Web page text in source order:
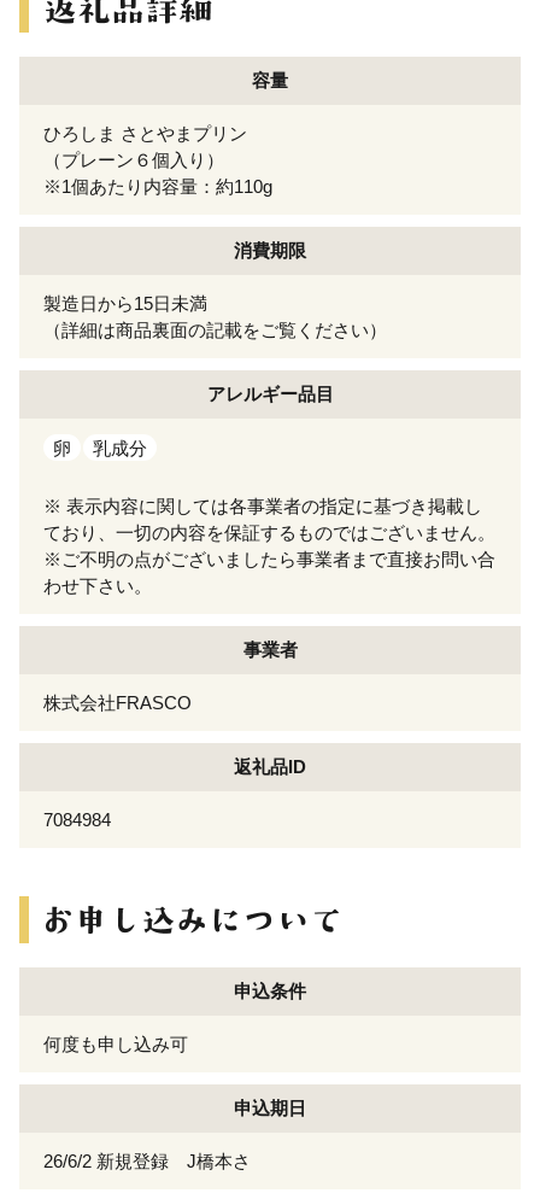
容量
ひろしま さとやまプリン
（プレーン６個入り）
※1個あたり内容量：約110g
消費期限
製造日から15日未満
（詳細は商品裏面の記載をご覧ください）
アレルギー品目
卵 乳成分
※ 表示内容に関しては各事業者の指定に基づき掲載し
ており、一切の内容を保証するものではございません。
※ご不明の点がございましたら事業者まで直接お問い合
わせ下さい。
事業者
株式会社FRASCO
返礼品ID
7084984
申込条件
何度も申し込み可
申込期日
26/6/2 新規登録 J橋本さ